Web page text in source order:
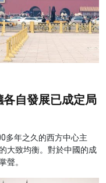
自發展已成定局
多年之久的西方中心主
大致均衡。對於中國的成
聲。